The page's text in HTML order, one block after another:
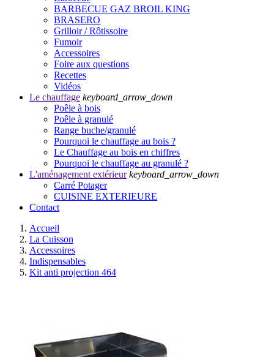
BARBECUE GAZ BROIL KING
BRASERO
Grilloir / Rôtissoire
Fumoir
Accessoires
Foire aux questions
Recettes
Vidéos
Le chauffage keyboard_arrow_down
Poêle à bois
Poêle à granulé
Range buche/granulé
Pourquoi le chauffage au bois ?
Le Chauffage au bois en chiffres
Pourquoi le chauffage au granulé ?
L'aménagement extérieur keyboard_arrow_down
Carré Potager
CUISINE EXTERIEURE
Contact
Accueil
La Cuisson
Accessoires
Indispensables
Kit anti projection 464